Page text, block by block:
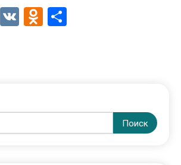
Telegram
VK Odnoklassniki
Поиск